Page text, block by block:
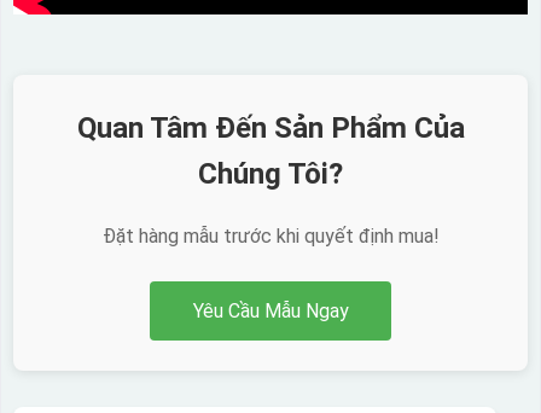
Quan Tâm Đến Sản Phẩm Của
Chúng Tôi?
Đặt hàng mẫu trước khi quyết định mua!
Yêu Cầu Mẫu Ngay